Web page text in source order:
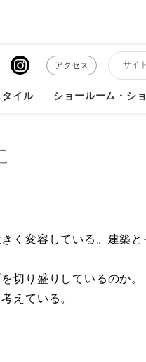
アクセス
タイル ショールーム・シ
く変容している。建築と
切り盛りしているのか。
えている。